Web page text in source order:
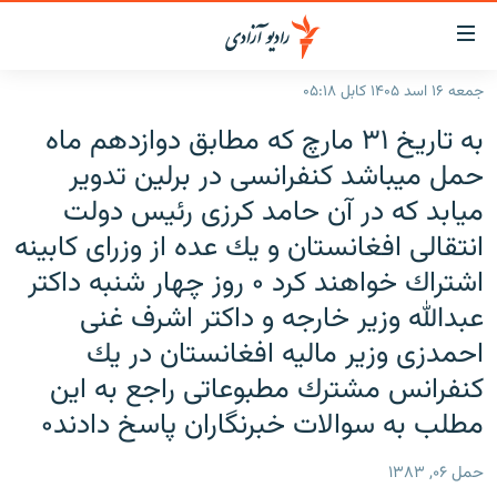
لینک‌های
قابل
دسترسی
متن
اصلی
بازگشت
منوی
اصلی
مراجعه
صفحه
جستجو
گزارش‌ها
افغانستان
منطقه
شرق میانه
جهان
خبرها
افغانستان
جهان
جدول نشرات
مصاحبه‌ها
برنامه‌ها
مجموعه تصویری
ورزش
بحران مهاجرت
'کووید-۱۹'
جمعه ۱۶ اسد ۱۴۰۵ کابل ۰۵:۱۸
به تاريخ ۳۱ مارچ كه مطابق دوازدهم ماه
حمل ميباشد كنفرانسى در برلين تدوير
ميابد كه در آن حامد كرزى رئيس دولت
انتقالى افغانستان و يك عده از وزراى كابينه
اشتراك خواهند كرد ۰ روز چهار شنبه داكتر
عبدالله وزير خارجه و داكتر اشرف غنى
احمدزى وزير ماليه افغانستان در يك
كنفرانس مشترك مطبوعاتى راجع به اين
مطلب به سوالات خبرنگاران پاسخ دادند۰
حمل ۰۶, ۱۳۸۳